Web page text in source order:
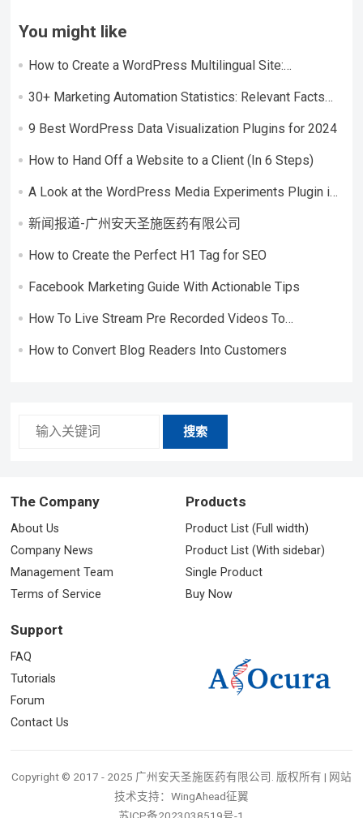
You might like
How to Create a WordPress Multilingual Site:
30+ Marketing Automation Statistics: Relevant Facts
9 Best WordPress Data Visualization Plugins for 2024
How to Hand Off a Website to a Client (In 6 Steps)
A Look at the WordPress Media Experiments Plugin in
新闻报道-广州安天圣施医药有限公司
How to Create the Perfect H1 Tag for SEO
Facebook Marketing Guide With Actionable Tips
How To Live Stream Pre Recorded Videos To
How to Convert Blog Readers Into Customers
搜索
The Company
About Us
Company News
Management Team
Terms of Service
Products
Product List (Full width)
Product List (With sidebar)
Single Product
Buy Now
Support
FAQ
Tutorials
Forum
Contact Us
Copyright © 2017 - 2025 广州安天圣施医药有限公司. 版权所有 | 网站
技术支持： WingAhead征翼